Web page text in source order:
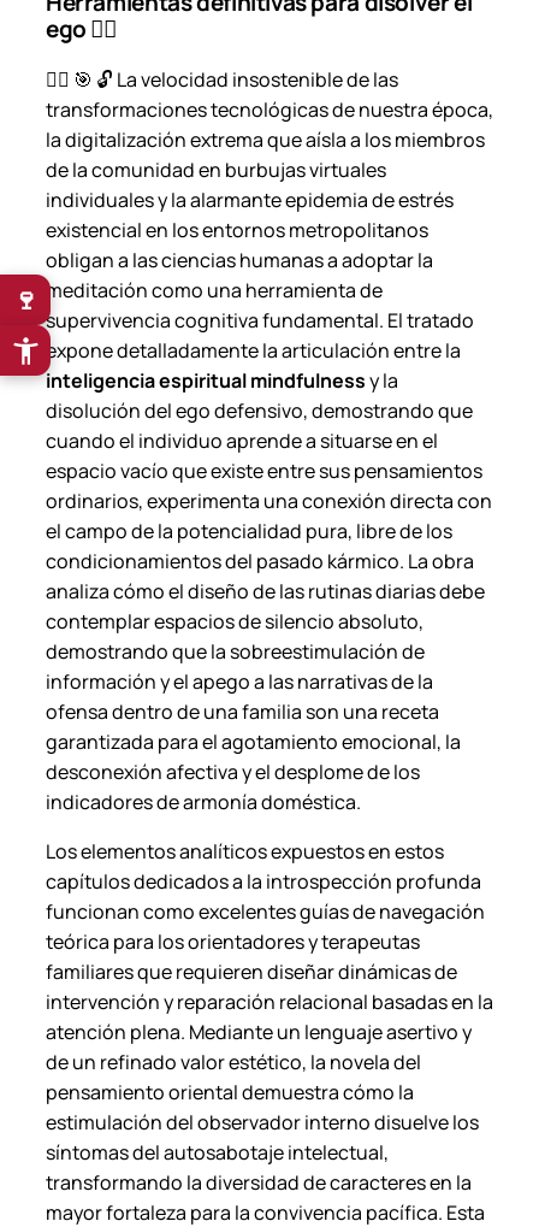
ego 🧘‍♀️
🧘‍♀️ 🎯 🔓 La velocidad insostenible de las
transformaciones tecnológicas de nuestra época,
la digitalización extrema que aísla a los miembros
de la comunidad en burbujas virtuales
individuales y la alarmante epidemia de estrés
existencial en los entornos metropolitanos
obligan a las ciencias humanas a adoptar la
meditación como una herramienta de
supervivencia cognitiva fundamental. El tratado
expone detalladamente la articulación entre la
inteligencia espiritual mindfulnessy la
disolución del ego defensivo, demostrando que
cuando el individuo aprende a situarse en el
espacio vacío que existe entre sus pensamientos
ordinarios, experimenta una conexión directa con
el campo de la potencialidad pura, libre de los
condicionamientos del pasado kármico. La obra
analiza cómo el diseño de las rutinas diarias debe
contemplar espacios de silencio absoluto,
demostrando que la sobreestimulación de
información y el apego a las narrativas de la
ofensa dentro de una familia son una receta
garantizada para el agotamiento emocional, la
desconexión afectiva y el desplome de los
indicadores de armonía doméstica.
Los elementos analíticos expuestos en estos
capítulos dedicados a la introspección profunda
funcionan como excelentes guías de navegación
teórica para los orientadores y terapeutas
familiares que requieren diseñar dinámicas de
intervención y reparación relacional basadas en la
atención plena. Mediante un lenguaje asertivo y
de un refinado valor estético, la novela del
pensamiento oriental demuestra cómo la
estimulación del observador interno disuelve los
síntomas del autosabotaje intelectual,
transformando la diversidad de caracteres en la
mayor fortaleza para la convivencia pacífica. Esta
🍷